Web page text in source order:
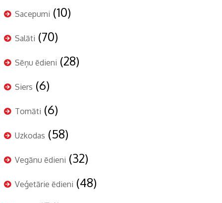
Sacepumi (10)
Salāti (70)
Sēņu ēdieni (28)
Siers (6)
Tomāti (6)
Uzkodas (58)
Vegānu ēdieni (32)
Veģetārie ēdieni (48)